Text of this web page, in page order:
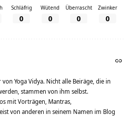
Schläfrig
0
Wütend
0
Überrascht
0
Zwinker
0
Yoga Vidya. Nicht alle Beiräge, die in
stammen von ihm selbst.
mit Vorträgen, Mantras,
von anderen in seinem Namen im Blog